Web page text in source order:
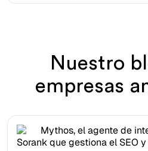
Nuestro
empresas